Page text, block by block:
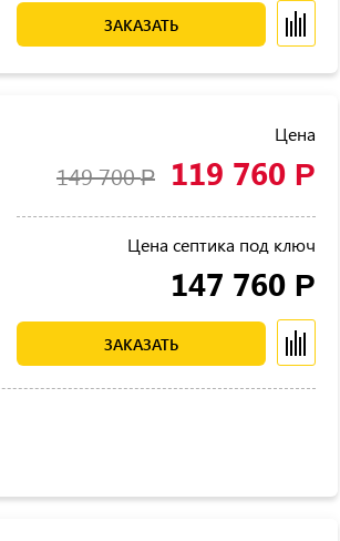
ЗАКАЗАТЬ
Цена
149 700Р 119 760 Р
Цена септика под ключ
147 760 Р
ЗАКАЗАТЬ